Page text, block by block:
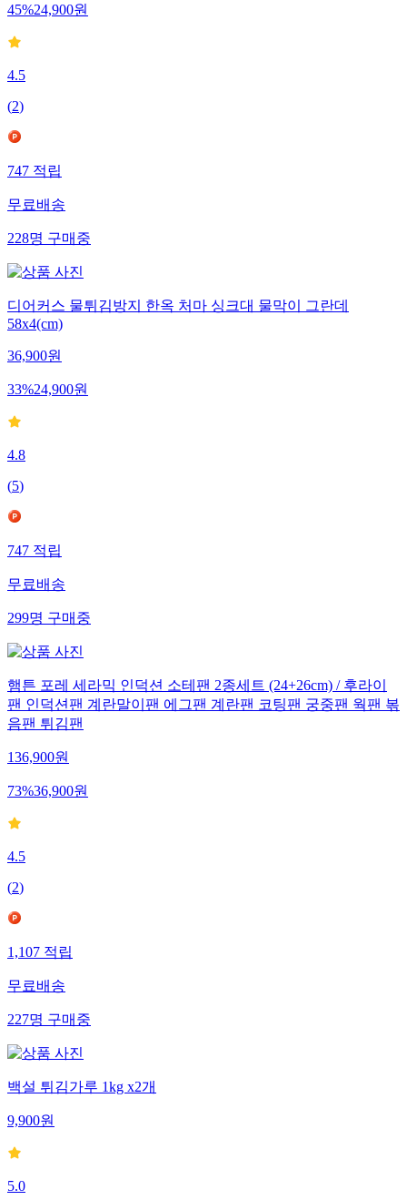
45%24,900원
4.5
(2)
747적립
무료배송
228명구매중
디어커스 물튀김방지 한옥 처마 싱크대 물막이 그란데
58x4(cm)
36,900원
33%24,900원
4.8
(5)
747적립
무료배송
299명구매중
햄튼 포레 세라믹 인덕션 소테팬 2종세트 (24+26cm) / 후라이
팬 인덕션팬 계란말이팬 에그팬 계란팬 코팅팬 궁중팬 웍팬 볶
음팬 튀김팬
136,900원
73%36,900원
4.5
(2)
1,107적립
무료배송
227명구매중
백설 튀김가루 1kg x2개
9,900원
5.0